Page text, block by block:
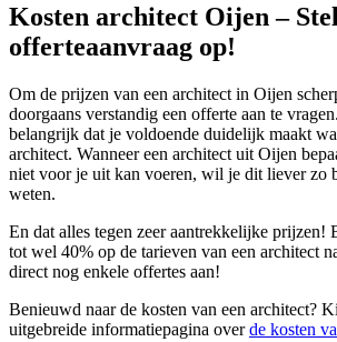
Kosten architect Oijen –
offerteaanvraag op!
Om de prijzen van een architect in Oijen
doorgaans verstandig een offerte aan te
belangrijk dat je voldoende duidelijk maakt
architect. Wanneer een architect uit Oijen
niet voor je uit kan voeren, wil je dit liever zo
weten.
En dat alles tegen zeer aantrekkelijke prijzen!
tot wel 40% op de tarieven van een architect
direct nog enkele offertes aan!
Benieuwd naar de kosten van een architect?
uitgebreide informatiepagina overde kosten